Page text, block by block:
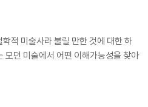
적 미술사라 불릴 만한 것에 대한 하
모던 미술에서 어떤 이해가능성을 찾아